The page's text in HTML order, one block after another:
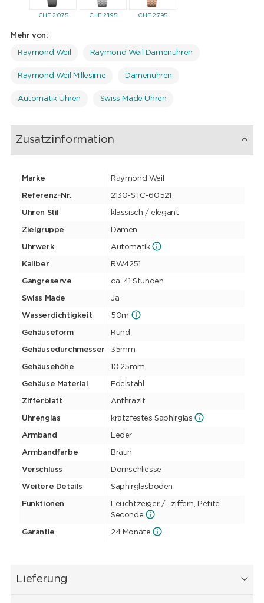
CHF2'075 CHF2'195 CHF2'795
Mehr von:
Raymond Weil Raymond Weil Damenuhren
Raymond Weil Millesime Damenuhren
Automatik Uhren Swiss Made Uhren
Zusatzinformation
Marke Raymond Weil
Referenz-Nr. 2130-STC-60521
Uhren Stil klassisch / elegant
Zielgruppe Damen
Uhrwerk Automatik
Kaliber RW4251
Gangreserve ca. 41 Stunden
Swiss Made Ja
Wasserdichtigkeit 50m
Gehäuseform Rund
Gehäusedurchmesser 35mm
Gehäusehöhe 10.25mm
Gehäuse Material Edelstahl
Zifferblatt Anthrazit
Uhrenglas kratzfestes Saphirglas
Armband Leder
Armbandfarbe Braun
Verschluss Dornschliesse
Weitere Details Saphirglasboden
Funktionen
Leuchtzeiger / -ziffern, Petite
Seconde
Garantie 24 Monate
Lieferung